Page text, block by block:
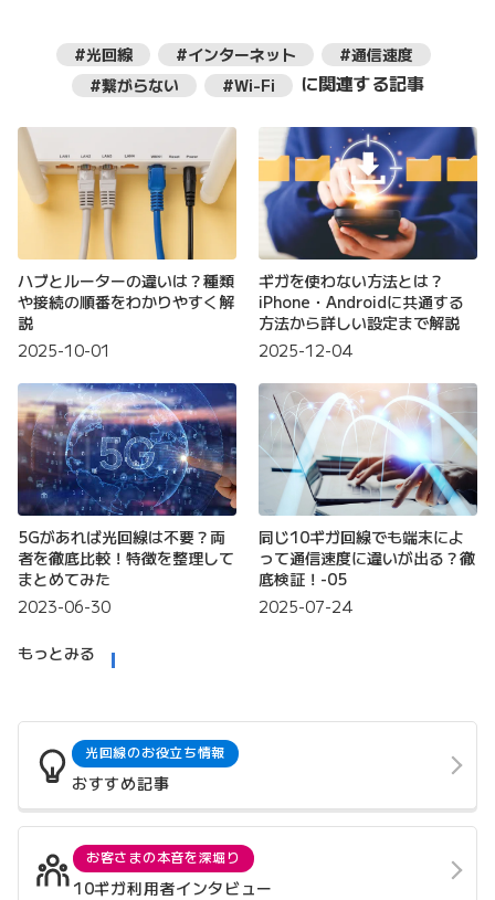
#光回線 #インターネット
#通信速度
#繋がらない
#Wi-Fi に関連する記事
ハブとルーターの違いは？種類
や接続の順番をわかりやすく解
説
2025-10-01
ギガを使わない方法とは？
iPhone・Androidに共通する
方法から詳しい設定まで解説
2025-12-04
5Gがあれば光回線は不要？両
者を徹底比較！特徴を整理して
まとめてみた
2023-06-30
同じ10ギガ回線でも端末によ
って通信速度に違いが出る？徹
底検証！-05
2025-07-24
もっとみる
光回線のお役立ち情報
おすすめ記事
お客さまの本音を深堀り
10ギガ利用者インタビュー